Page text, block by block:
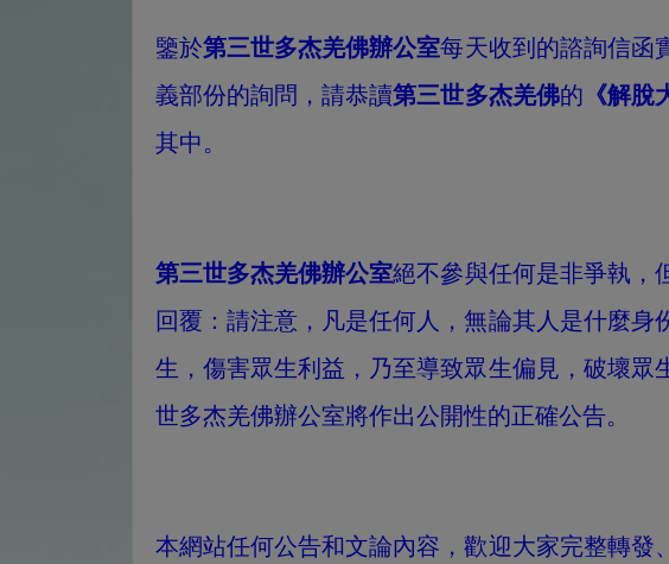
鑒於第三世多杰羌佛辦公室每天收到的諮詢信函
義部份的詢問，請恭讀第三世多杰羌佛的 《解脫
其中。
第三世多杰羌佛辦公室絕不參與任何是非爭執，
回覆：請注意，凡是任何人，無論其人是什麼
生，傷害眾生利益，乃至導致眾生偏見，破壞
世多杰羌佛辦公室將作出公開性的正確公告。
本網站任何公告和文論內容，歡迎大家完整轉發